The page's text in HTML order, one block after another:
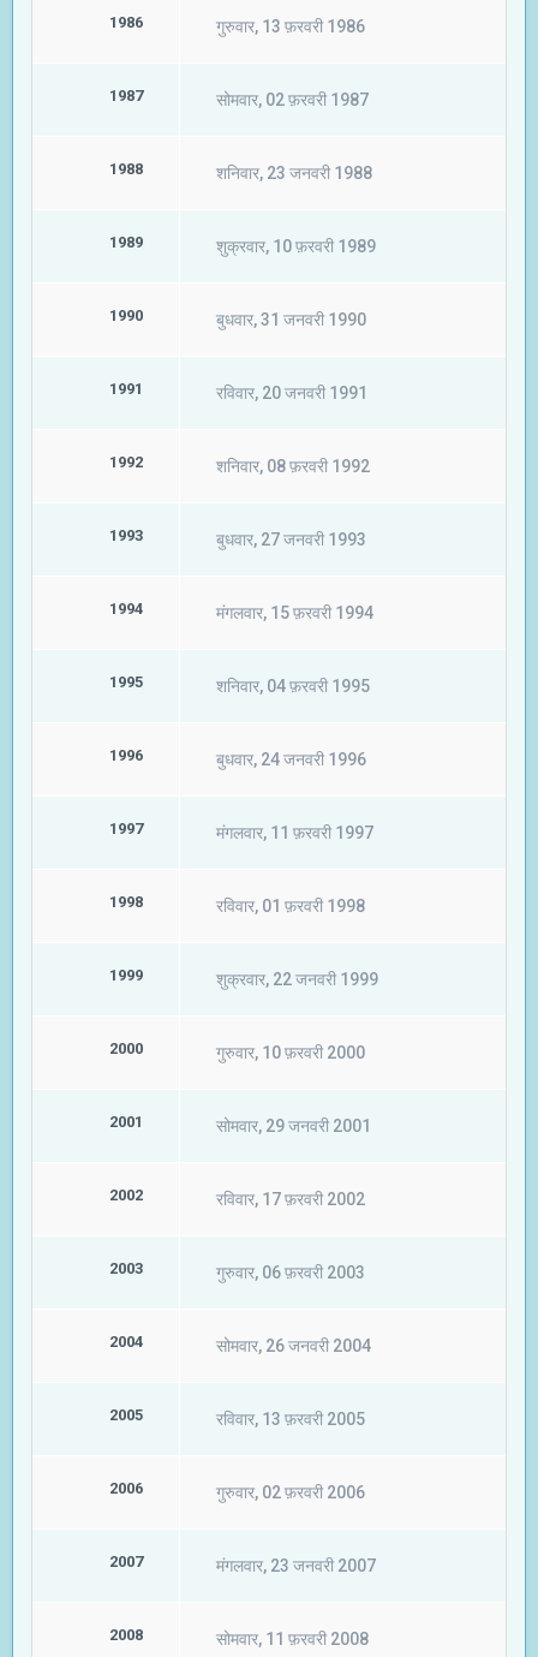
1986 गुरुवार, 13 फ़रवरी 1986
1987 सोमवार, 02 फ़रवरी 1987
1988 शनिवार, 23 जनवरी 1988
1989 शुक्रवार, 10 फ़रवरी 1989
1990 बुधवार, 31 जनवरी 1990
1991 रविवार, 20 जनवरी 1991
1992 शनिवार, 08 फ़रवरी 1992
1993 बुधवार, 27 जनवरी 1993
1994 मंगलवार, 15 फ़रवरी 1994
1995 शनिवार, 04 फ़रवरी 1995
1996 बुधवार, 24 जनवरी 1996
1997 मंगलवार, 11 फ़रवरी 1997
1998 रविवार, 01 फ़रवरी 1998
1999 शुक्रवार, 22 जनवरी 1999
2000 गुरुवार, 10 फ़रवरी 2000
2001 सोमवार, 29 जनवरी 2001
2002 रविवार, 17 फ़रवरी 2002
2003 गुरुवार, 06 फ़रवरी 2003
2004 सोमवार, 26 जनवरी 2004
2005 रविवार, 13 फ़रवरी 2005
2006 गुरुवार, 02 फ़रवरी 2006
2007 मंगलवार, 23 जनवरी 2007
2008 सोमवार, 11 फ़रवरी 2008